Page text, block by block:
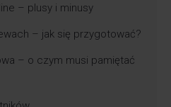
– plusy i minusy
– jak się przygotować?
– o czym musi pamiętać